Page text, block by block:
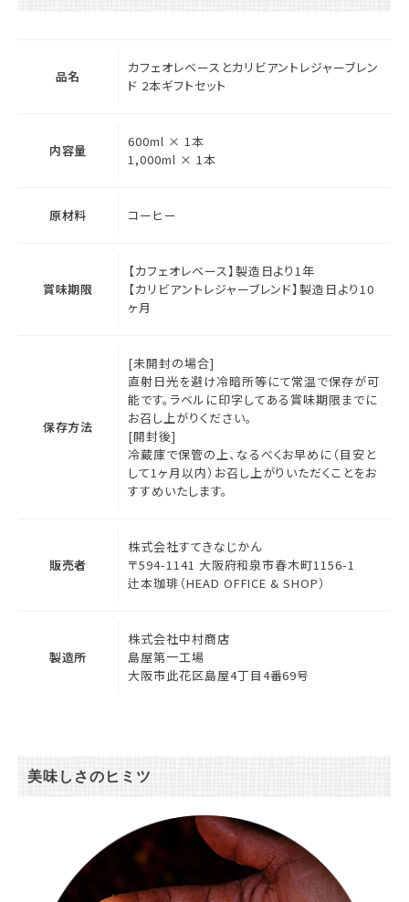
品名
カフェオレベースとカリビアントレジャーブレン
ド 2本ギフトセット
内容量
600ml × 1本
1,000ml × 1本
原材料 コーヒー
賞味期限
【カフェオレベース】製造日より1年
【カリビアントレジャーブレンド】製造日より10
ヶ月
保存方法
[未開封の場合]
直射日光を避け冷暗所等にて常温で保存が可
能です。ラベルに印字してある賞味期限までに
お召し上がりください。
[開封後]
冷蔵庫で保管の上、なるべくお早めに（目安と
して1ヶ月以内）お召し上がりいただくことをお
すすめいたします。
販売者
株式会社すてきなじかん
〒594-1141 大阪府和泉市春木町1156-1
辻本珈琲（HEAD OFFICE & SHOP）
製造所
株式会社中村商店
島屋第一工場
大阪市此花区島屋4丁目4番69号
美味しさのヒミツ